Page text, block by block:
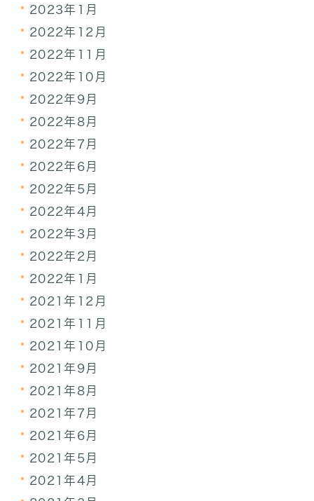
2023年1月
2022年12月
2022年11月
2022年10月
2022年9月
2022年8月
2022年7月
2022年6月
2022年5月
2022年4月
2022年3月
2022年2月
2022年1月
2021年12月
2021年11月
2021年10月
2021年9月
2021年8月
2021年7月
2021年6月
2021年5月
2021年4月